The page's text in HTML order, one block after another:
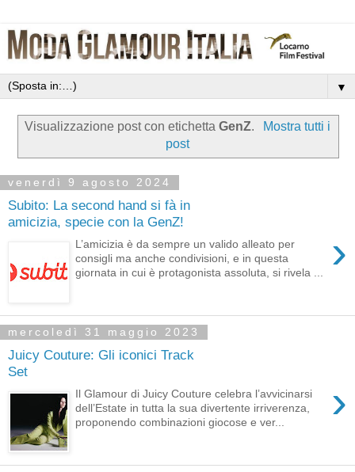
▼
Visualizzazione post con etichettaGenZ.
Mostra tutti i
post
venerdì 9 agosto 2024
Subito: La second hand si fà in
amicizia, specie con la GenZ!
›
L’amicizia è da sempre un valido alleato per
consigli ma anche condivisioni, e in questa
giornata in cui è protagonista assoluta, si rivela ...
mercoledì 31 maggio 2023
Juicy Couture: Gli iconici Track
Set
›
Il Glamour di Juicy Couture celebra l’avvicinarsi
dell’Estate in tutta la sua divertente irriverenza,
proponendo combinazioni giocose e ver...